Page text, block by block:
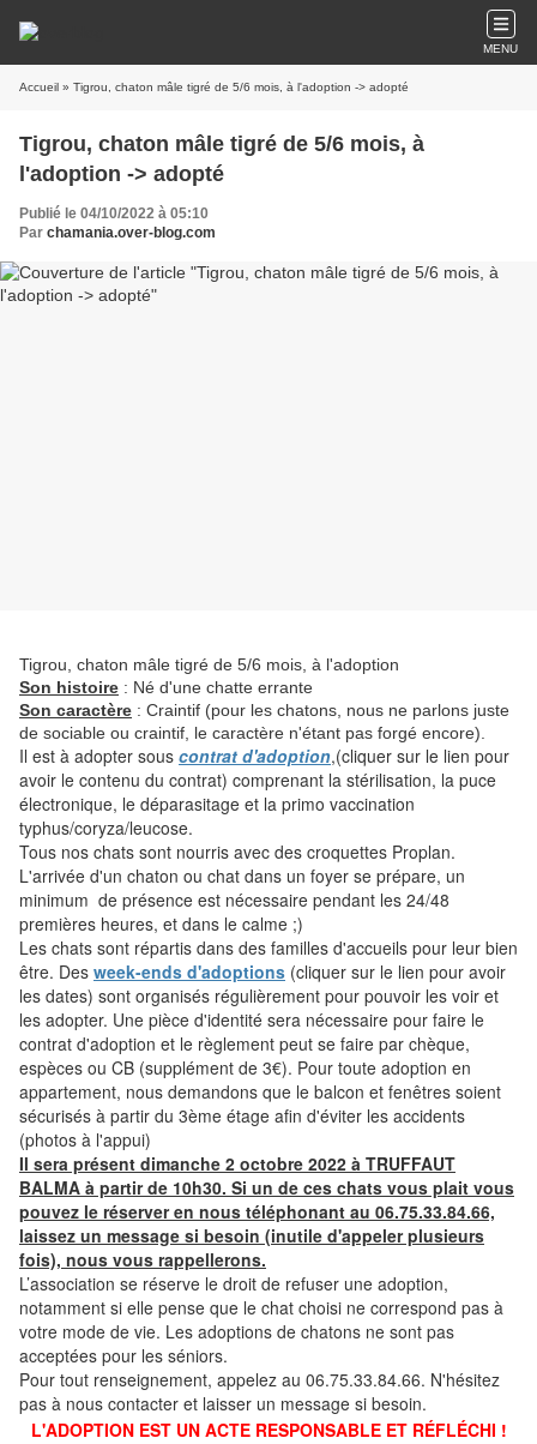
MENU
Accueil » Tigrou, chaton mâle tigré de 5/6 mois, à l'adoption -> adopté
Tigrou, chaton mâle tigré de 5/6 mois, à
l'adoption -> adopté
Publié le 04/10/2022 à 05:10
Par chamania.over-blog.com
Tigrou, chaton mâle tigré de 5/6 mois, à l'adoption
Son histoire : Né d'une chatte errante
Son caractère : Craintif (pour les chatons, nous ne parlons juste
de sociable ou craintif, le caractère n'étant pas forgé encore).
Il est à adopter sous contrat d'adoption,(cliquer sur le lien pour
avoir le contenu du contrat) comprenant la stérilisation, la puce
électronique, le déparasitage et la primo vaccination
typhus/coryza/leucose.
Tous nos chats sont nourris avec des croquettes Proplan.
L'arrivée d'un chaton ou chat dans un foyer se prépare, un
minimum de présence est nécessaire pendant les 24/48
premières heures, et dans le calme ;)
Les chats sont répartis dans des familles d'accueils pour leur bien
être. Des week-ends d'adoptions (cliquer sur le lien pour avoir
les dates) sont organisés régulièrement pour pouvoir les voir et
les adopter. Une pièce d'identité sera nécessaire pour faire le
contrat d'adoption et le règlement peut se faire par chèque,
espèces ou CB (supplément de 3€). Pour toute adoption en
appartement, nous demandons que le balcon et fenêtres soient
sécurisés à partir du 3ème étage afin d'éviter les accidents
(photos à l'appui)
Il sera présent dimanche 2 octobre 2022 à TRUFFAUT
BALMA à partir de 10h30. Si un de ces chats vous plait vous
pouvez le réserver en nous téléphonant au 06.75.33.84.66,
laissez un message si besoin (inutile d'appeler plusieurs
fois), nous vous rappellerons.
L’association se réserve le droit de refuser une adoption,
notamment si elle pense que le chat choisi ne correspond pas à
votre mode de vie. Les adoptions de chatons ne sont pas
acceptées pour les séniors.
Pour tout renseignement, appelez au 06.75.33.84.66. N'hésitez
pas à nous contacter et laisser un message si besoin.
L'ADOPTION EST UN ACTE RESPONSABLE ET RÉFLÉCHI !